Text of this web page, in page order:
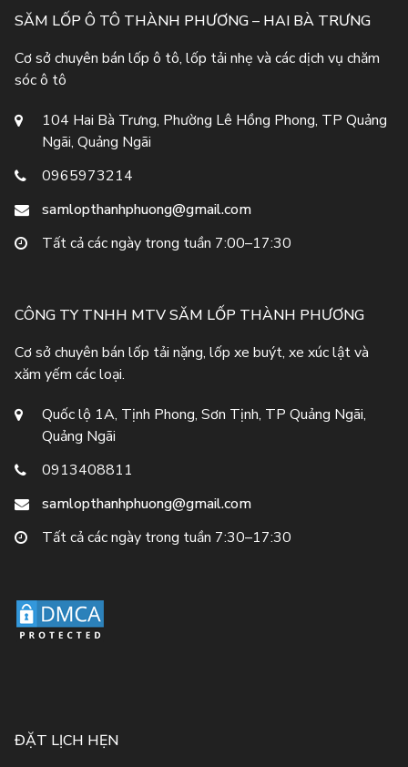
SĂM LỐP Ô TÔ THÀNH PHƯƠNG – HAI BÀ TRƯNG
Cơ sở chuyên bán lốp ô tô, lốp tải nhẹ và các dịch vụ chăm
sóc ô tô
104 Hai Bà Trưng, Phường Lê Hồng Phong, TP Quảng
Ngãi, Quảng Ngãi
0965973214
samlopthanhphuong@gmail.com
Tất cả các ngày trong tuần 7:00–17:30
CÔNG TY TNHH MTV SĂM LỐP THÀNH PHƯƠNG
Cơ sở chuyên bán lốp tải nặng, lốp xe buýt, xe xúc lật và
xăm yếm các loại.
Quốc lộ 1A, Tịnh Phong, Sơn Tịnh, TP Quảng Ngãi,
Quảng Ngãi
0913408811
samlopthanhphuong@gmail.com
Tất cả các ngày trong tuần 7:30–17:30
ĐẶT LỊCH HẸN